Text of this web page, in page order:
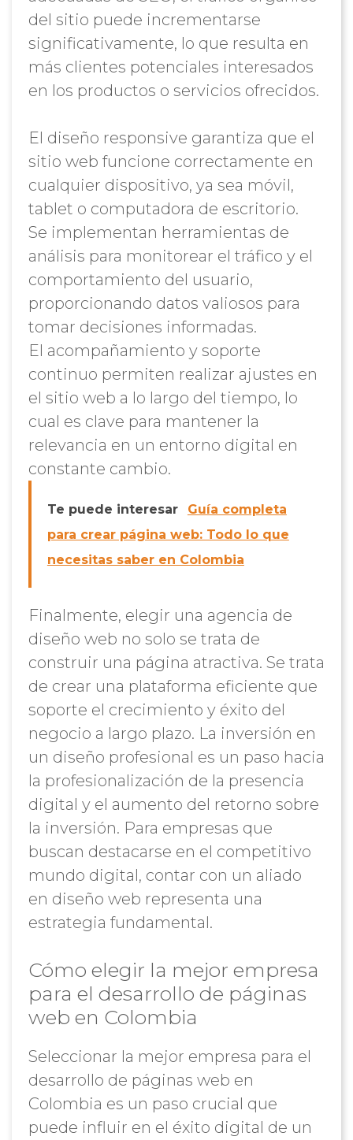
del sitio puede incrementarse
significativamente, lo que resulta en
más clientes potenciales interesados
en los productos o servicios ofrecidos.
El diseño responsive garantiza que el
sitio web funcione correctamente en
cualquier dispositivo, ya sea móvil,
tablet o computadora de escritorio.
Se implementan herramientas de
análisis para monitorear el tráfico y el
comportamiento del usuario,
proporcionando datos valiosos para
tomar decisiones informadas.
El acompañamiento y soporte
continuo permiten realizar ajustes en
el sitio web a lo largo del tiempo, lo
cual es clave para mantener la
relevancia en un entorno digital en
constante cambio.
Te puede interesar
Guía completa
para crear página web: Todo lo que
necesitas saber en Colombia
Finalmente, elegir una agencia de
diseño web no solo se trata de
construir una página atractiva. Se trata
de crear una plataforma eficiente que
soporte el crecimiento y éxito del
negocio a largo plazo. La inversión en
un diseño profesional es un paso hacia
la profesionalización de la presencia
digital y el aumento del retorno sobre
la inversión. Para empresas que
buscan destacarse en el competitivo
mundo digital, contar con un aliado
en diseño web representa una
estrategia fundamental.
Cómo elegir la mejor empresa
para el desarrollo de páginas
web en Colombia
Seleccionar la mejor empresa para el
desarrollo de páginas web en
Colombia es un paso crucial que
puede influir en el éxito digital de un